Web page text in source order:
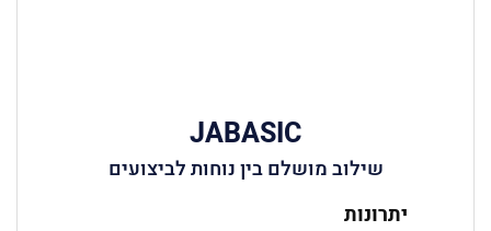
JABASIC
שילוב מושלם בין נוחות לביצועים
יתרונות